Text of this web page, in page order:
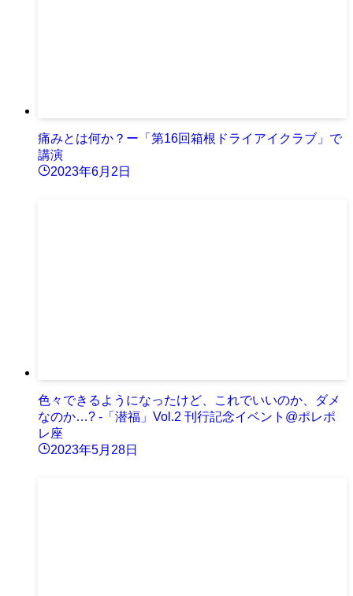
痛みとは何か？ー「第16回箱根ドライアイクラブ」で
講演
2023年6月2日
色々できるようになったけど、これでいいのか、ダメ
なのか…? -「潜福」Vol.2 刊行記念イベント@ポレポ
レ座
2023年5月28日